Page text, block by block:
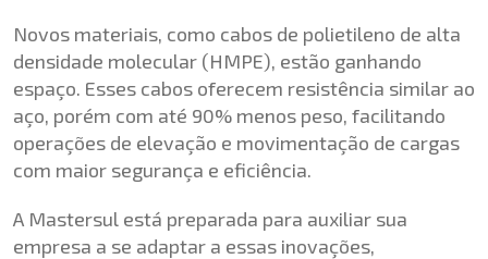
Novos materiais, como cabos de polietileno de alta
densidade molecular (HMPE), estão ganhando
espaço. Esses cabos oferecem resistência similar ao
aço, porém com até 90% menos peso, facilitando
operações de elevação e movimentação de cargas
com maior segurança e eficiência.
A Mastersul está preparada para auxiliar sua
empresa a se adaptar a essas inovações,